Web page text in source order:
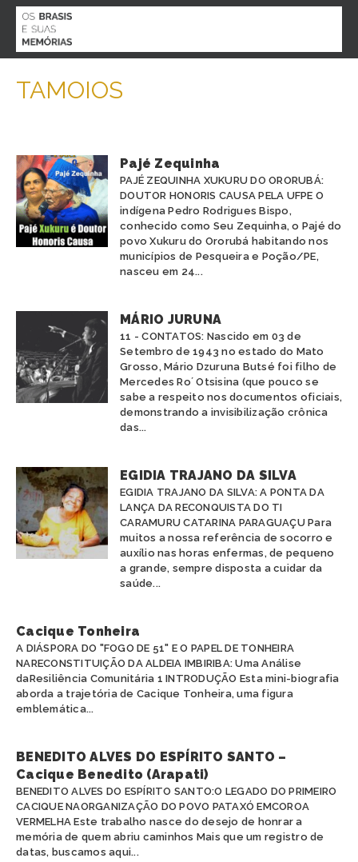
O PROJETO
ACERVO
PARTICIPE
CONTATO
ESPECIAL COVID 19
ALAGOAS
AMAPÁ
AMAZONAS
BAHIA
MARANHÃO
MATO GROSSO
MATO GROSSO DO SUL
MINAS GERAIS
PARÁ
PARAÍBA
RIO DE JANEIRO
RIO GRANDE DO NORTE
RIO GRANDE DO SUL
RONDÔNIA
RORAIMA
TOCANTINS
ETNIA
ANAPURU
APINAJÉ
ATIKUM
BORARI
BORORO
BOTOCUDO
FULNIÔ
GUARANI MBYA
GUARANI-KAIOWÁ
GUEGUÊ
JURUNA
KAIAPÓ
KANELA
KAPINAWÁ
KARAJÁ
KARIRI SAPUYÁ
KOKAMA
KRAÔ
TAMOIOS
Pajé Zequinha
PAJÉ ZEQUINHA XUKURU DO ORORUBÁ:
DOUTOR HONORIS CAUSA PELA UFPE O
indígena Pedro Rodrigues Bispo,
conhecido como Seu Zequinha, o Pajé do
povo Xukuru do Ororubá habitando nos
municípios de Pesqueira e Poção/PE,
nasceu em 24...
MÁRIO JURUNA
11 - CONTATOS: Nascido em 03 de
Setembro de 1943 no estado do Mato
Grosso, Mário Dzuruna Butsé foi filho de
Mercedes Ro´ Otsisina (que pouco se
sabe a respeito nos documentos oficiais,
demonstrando a invisibilização crônica
das...
EGIDIA TRAJANO DA SILVA
EGIDIA TRAJANO DA SILVA: A PONTA DA
LANÇA DA RECONQUISTA DO TI
CARAMURU CATARINA PARAGUAÇU Para
muitos a nossa referência de socorro e
auxílio nas horas enfermas, de pequeno
a grande, sempre disposta a cuidar da
saúde...
Cacique Tonheira
A DIÁSPORA DO "FOGO DE 51" E O PAPEL DE TONHEIRA
NARECONSTITUIÇÃO DA ALDEIA IMBIRIBA: Uma Análise
daResiliência Comunitária 1 INTRODUÇÃO Esta mini-biografia
aborda a trajetória de Cacique Tonheira, uma figura
emblemática...
BENEDITO ALVES DO ESPÍRITO SANTO –
Cacique Benedito (Arapati)
BENEDITO ALVES DO ESPÍRITO SANTO:O LEGADO DO PRIMEIRO
CACIQUE NAORGANIZAÇÃO DO POVO PATAXÓ EMCOROA
VERMELHA Este trabalho nasce do desejo de honrar a
memória de quem abriu caminhos Mais que um registro de
datas, buscamos aqui...